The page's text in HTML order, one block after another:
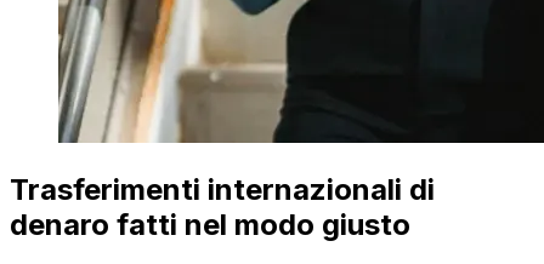
Trasferimenti internazionali di
denaro fatti nel modo giusto